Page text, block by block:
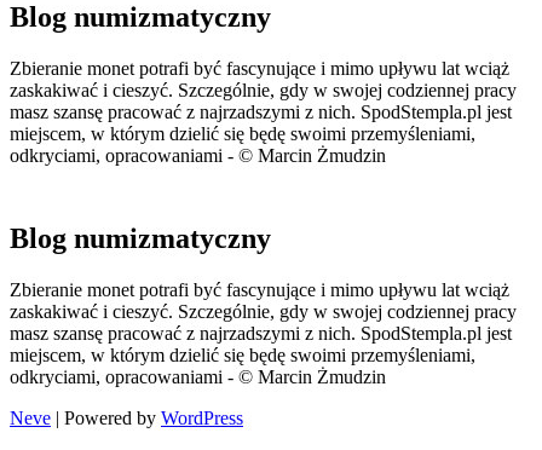
Blog numizmatyczny
Zbieranie monet potrafi być fascynujące i mimo upływu lat wciąż
zaskakiwać i cieszyć. Szczególnie, gdy w swojej codziennej pracy
masz szansę pracować z najrzadszymi z nich. SpodStempla.pl jest
miejscem, w którym dzielić się będę swoimi przemyśleniami,
odkryciami, opracowaniami - © Marcin Żmudzin
Blog numizmatyczny
Zbieranie monet potrafi być fascynujące i mimo upływu lat wciąż
zaskakiwać i cieszyć. Szczególnie, gdy w swojej codziennej pracy
masz szansę pracować z najrzadszymi z nich. SpodStempla.pl jest
miejscem, w którym dzielić się będę swoimi przemyśleniami,
odkryciami, opracowaniami - © Marcin Żmudzin
Neve | Powered by WordPress